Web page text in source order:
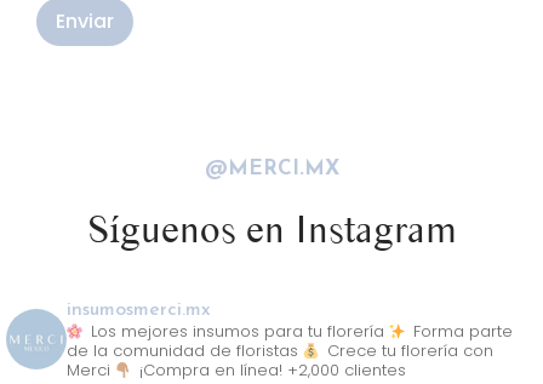
@MERCI.MX
Síguenos en Instagram
insumosmerci.mx
Los mejores insumos para tu florería
Forma parte
de la comunidad de floristas
Crece tu florería con
Merci
¡Compra en línea! +2,000 clientes